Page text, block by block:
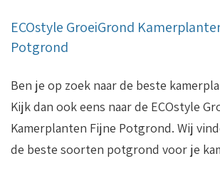
ECOstyle GroeiGrond
Potgrond
Ben je op zoek naar de beste
Kijk dan ook eens naar de ECOstyle
Kamerplanten Fijne Potgrond. Wij
de beste soorten potgrond voor je